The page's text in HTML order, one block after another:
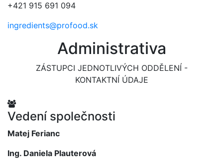
+421 915 691 094
ingredients@profood.sk
Administrativa
ZÁSTUPCI JEDNOTLIVÝCH ODDĚLENÍ -
KONTAKTNÍ ÚDAJE
Vedení společnosti
Matej Ferianc
Ing. Daniela Plauterová